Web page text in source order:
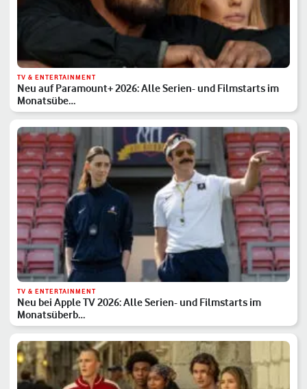
TV & ENTERTAINMENT
Neu auf Paramount+ 2026: Alle Serien- und Filmstarts im
Monatsübe…
TV & ENTERTAINMENT
Neu bei Apple TV 2026: Alle Serien- und Filmstarts im
Monatsüberb…